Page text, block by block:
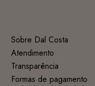
Sobre Dal Costa
Atendimento
Transparência
Formas de pagamento